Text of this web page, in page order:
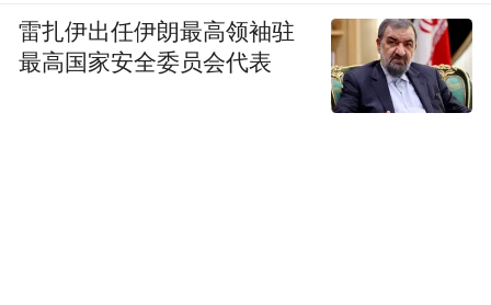
雷扎伊出任伊朗最高领袖驻
最高国家安全委员会代表